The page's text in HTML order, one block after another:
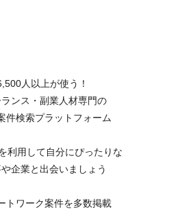
人以上が使う！
ンス・副業人材専門の
件検索プラットフォーム
利用して自分にぴったりな
企業と出会いましょう
トワーク案件を多数掲載